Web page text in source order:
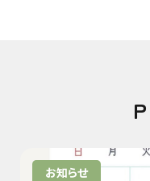
お知らせ